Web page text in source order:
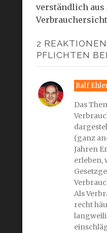
verständlich aus
2
PFLICHTEN
Ralf
Das
(ganz
Jahren
erleben,
Als
recht